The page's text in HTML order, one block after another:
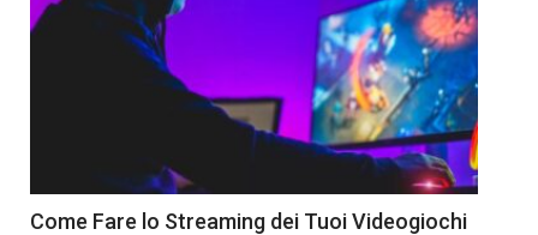
Come Fare lo Streaming dei Tuoi Videogiochi